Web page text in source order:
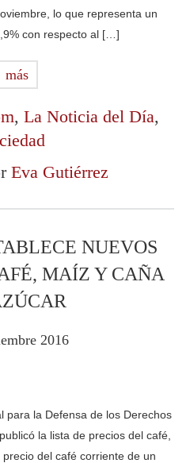
lo que representa un
con respecto al […]
más
, La Noticia del Día,
Eva Gutiérrez
NUEVOS
MAÍZ Y CAÑA
2016
para la Defensa de los Derechos
la lista de precios del café,
del café corriente de un